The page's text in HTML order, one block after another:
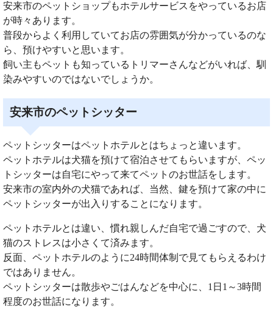
安来市のペットショップもホテルサービスをやっているお店
が時々あります。
普段からよく利用していてお店の雰囲気が分かっているのな
ら、預けやすいと思います。
飼い主もペットも知っているトリマーさんなどがいれば、馴
染みやすいのではないでしょうか。
安来市のペットシッター
ペットシッターはペットホテルとはちょっと違います。
ペットホテルは犬猫を預けて宿泊させてもらいますが、ペッ
トシッターは自宅にやって来てペットのお世話をします。
安来市の室内外の犬猫であれば、当然、鍵を預けて家の中に
ペットシッターが出入りすることになります。
ペットホテルとは違い、慣れ親しんだ自宅で過ごすので、犬
猫のストレスは小さくて済みます。
反面、ペットホテルのように24時間体制で見てもらえるわけ
ではありません。
ペットシッターは散歩やごはんなどを中心に、1日1～3時間
程度のお世話になります。